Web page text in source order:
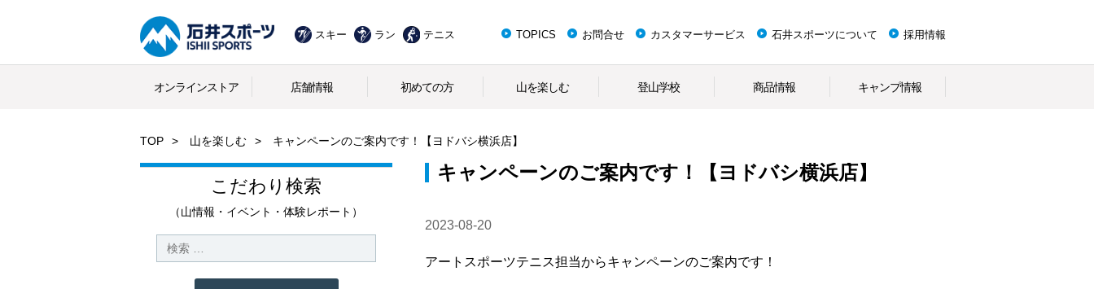
スキー ラン テニス TOPICS お問合せ カスタマーサービス 石井スポーツについて 採用情報
オンラインストア 店舗情報 初めての方 山を楽しむ 登山学校 商品情報 キャンプ情報
TOP 山を楽しむ キャンペーンのご案内です！【ヨドバシ横浜店】
こだわり検索
（山情報・イベント・体験レポート）
キャンペーンのご案内です！【ヨドバシ横浜店】
2023-08-20
アートスポーツテニス担当からキャンペーンのご案内です！